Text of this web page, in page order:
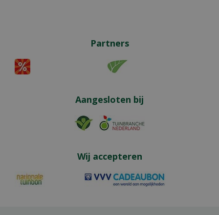
Partners
Aangesloten bij
Wij accepteren